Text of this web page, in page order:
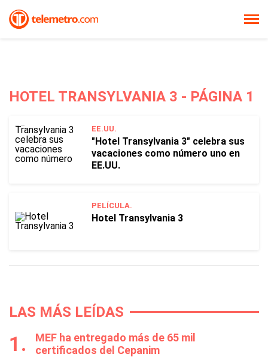
HOTEL TRANSYLVANIA 3 - PÁGINA 1
EE.UU.
"Hotel Transylvania 3" celebra sus
vacaciones como número uno en
EE.UU.
PELÍCULA.
Hotel Transylvania 3
LAS MÁS LEÍDAS
MEF ha entregado más de 65 mil
certificados del Cepanim